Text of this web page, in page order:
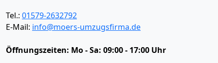
Tel.: 01579-2632792
E-Mail: info@moers-umzugsfirma.de
Öffnungszeiten: Mo - Sa: 09:00 - 17:00 Uhr